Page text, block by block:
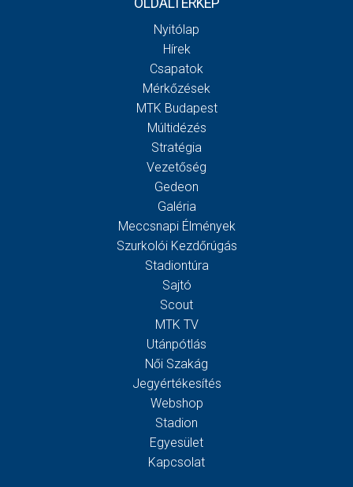
OLDALTÉRKÉP
Nyitólap
Hírek
Csapatok
Mérkőzések
MTK Budapest
Múltidézés
Stratégia
Vezetőség
Gedeon
Galéria
Meccsnapi Élmények
Szurkolói Kezdőrúgás
Stadiontúra
Sajtó
Scout
MTK TV
Utánpótlás
Női Szakág
Jegyértékesítés
Webshop
Stadion
Egyesület
Kapcsolat